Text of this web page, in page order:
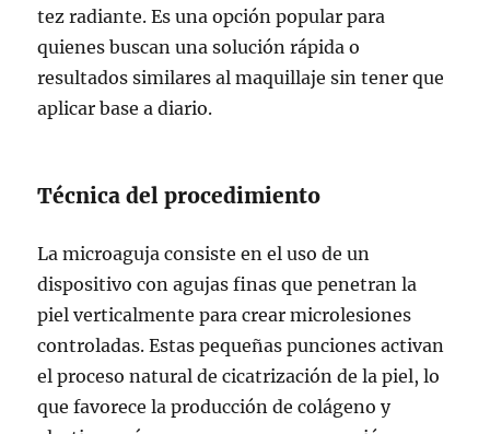
tez radiante. Es una opción popular para
quienes buscan una solución rápida o
resultados similares al maquillaje sin tener que
aplicar base a diario.
Técnica del procedimiento
La microaguja consiste en el uso de un
dispositivo con agujas finas que penetran la
piel verticalmente para crear microlesiones
controladas. Estas pequeñas punciones activan
el proceso natural de cicatrización de la piel, lo
que favorece la producción de colágeno y